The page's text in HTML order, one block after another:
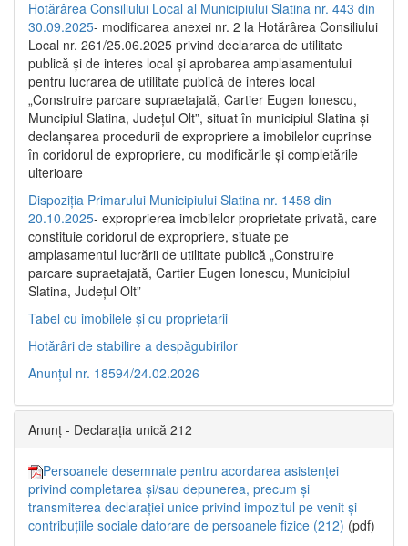
Hotărârea Consiliului Local al Municipiului Slatina nr. 443 din
30.09.2025- modificarea anexei nr. 2 la Hotărârea Consiliului
Local nr. 261/25.06.2025 privind declararea de utilitate
publică şi de interes local şi aprobarea amplasamentului
pentru lucrarea de utilitate publică de interes local
„Construire parcare supraetajată, Cartier Eugen Ionescu,
Muncipiul Slatina, Judeţul Olt”, situat în municipiul Slatina şi
declanşarea procedurii de expropriere a imobilelor cuprinse
în coridorul de expropriere, cu modificările şi completările
ulterioare
Dispoziția Primarului Municipiului Slatina nr. 1458 din
20.10.2025- exproprierea imobilelor proprietate privată, care
constituie coridorul de expropriere, situate pe
amplasamentul lucrării de utilitate publică „Construire
parcare supraetajată, Cartier Eugen Ionescu, Municipiul
Slatina, Județul Olt”
Tabel cu imobilele și cu proprietarii
Hotărâri de stabilire a despăgubirilor
Anunțul nr. 18594/24.02.2026
Anunț - Declarația unică 212
Persoanele desemnate pentru acordarea asistenței
privind completarea și/sau depunerea, precum și
transmiterea declarației unice privind impozitul pe venit și
contribuțiile sociale datorare de persoanele fizice (212) (pdf)